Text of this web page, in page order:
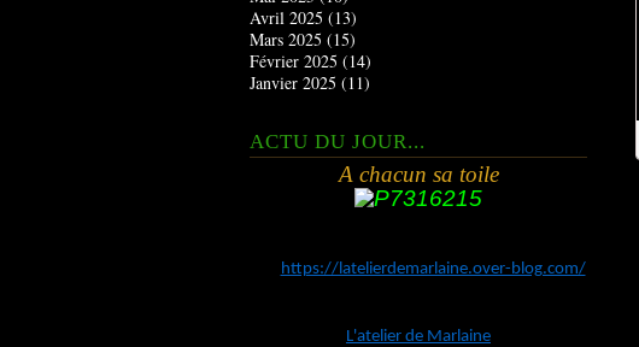
Avril 2025 (13)
Mars 2025 (15)
Février 2025 (14)
Janvier 2025 (11)
ACTU DU JOUR...
A chacun sa toile
https://latelierdemarlaine.over-blog.com/
L'atelier de Marlaine